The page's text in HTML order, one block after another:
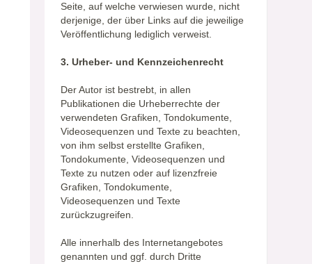
Seite, auf welche verwiesen wurde, nicht
derjenige, der über Links auf die jeweilige
Veröffentlichung lediglich verweist.
3. Urheber- und Kennzeichenrecht
Der Autor ist bestrebt, in allen
Publikationen die Urheberrechte der
verwendeten Grafiken, Tondokumente,
Videosequenzen und Texte zu beachten,
von ihm selbst erstellte Grafiken,
Tondokumente, Videosequenzen und
Texte zu nutzen oder auf lizenzfreie
Grafiken, Tondokumente,
Videosequenzen und Texte
zurückzugreifen.
Alle innerhalb des Internetangebotes
genannten und ggf. durch Dritte